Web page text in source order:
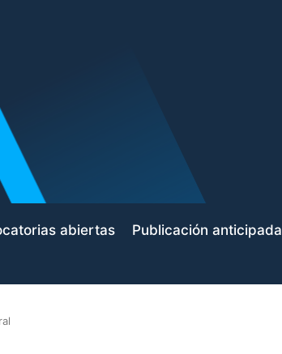
abiertas Publicación anticipada